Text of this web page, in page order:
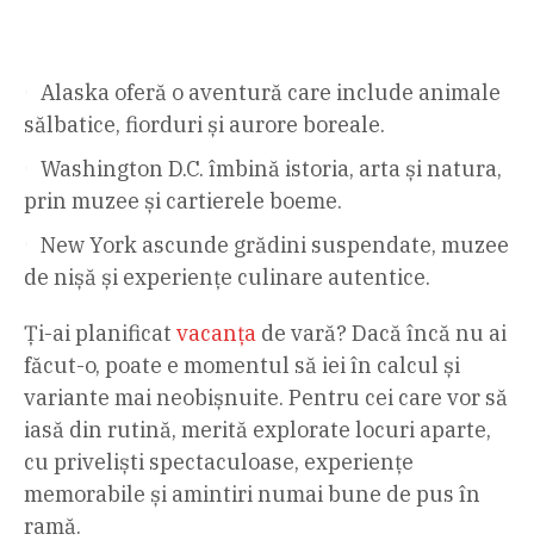
Alaska oferă o aventură care include animale
sălbatice, fiorduri și aurore boreale.
Washington D.C. îmbină istoria, arta și natura,
prin muzee și cartierele boeme.
New York ascunde grădini suspendate, muzee
de nișă și experiențe culinare autentice.
Ți-ai planificat vacanța de vară? Dacă încă nu ai
făcut-o, poate e momentul să iei în calcul și
variante mai neobișnuite. Pentru cei care vor să
iasă din rutină, merită explorate locuri aparte,
cu priveliști spectaculoase, experiențe
memorabile și amintiri numai bune de pus în
ramă.